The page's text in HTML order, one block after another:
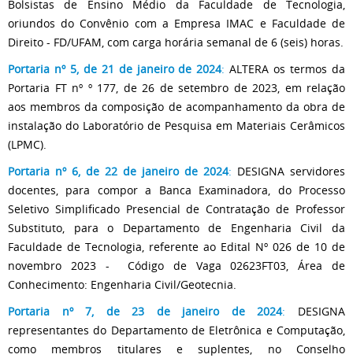
Bolsistas de Ensino Médio da Faculdade de Tecnologia,
oriundos do Convênio com a Empresa IMAC e Faculdade de
Direito - FD/UFAM, com carga horária semanal de 6 (seis) horas.
Portaria nº 5, de 21 de janeiro de 2024: ALTERA os termos da
Portaria FT nº º 177, de 26 de setembro de 2023, em relação
aos membros da composição de acompanhamento da obra de
instalação do Laboratório de Pesquisa em Materiais Cerâmicos
(LPMC).
Portaria nº 6, de 22 de janeiro de 2024: DESIGNA servidores
docentes, para compor a Banca Examinadora, do Processo
Seletivo Simplificado Presencial de Contratação de Professor
Substituto, para o Departamento de Engenharia Civil da
Faculdade de Tecnologia, referente ao Edital Nº 026 de 10 de
novembro 2023 - Código de Vaga 02623FT03, Área de
Conhecimento: Engenharia Civil/Geotecnia.
Portaria nº 7, de 23 de janeiro de 2024: DESIGNA
representantes do Departamento de Eletrônica e Computação,
como membros titulares e suplentes, no Conselho